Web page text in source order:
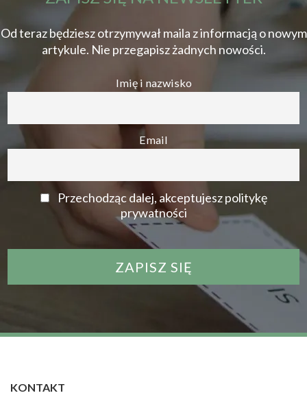
Od teraz będziesz otrzymywał maila z informacją o nowym
artykule. Nie przegapisz żadnych nowości.
Imię i nazwisko
Email
Przechodząc dalej, akceptujesz politykę
prywatności
KONTAKT